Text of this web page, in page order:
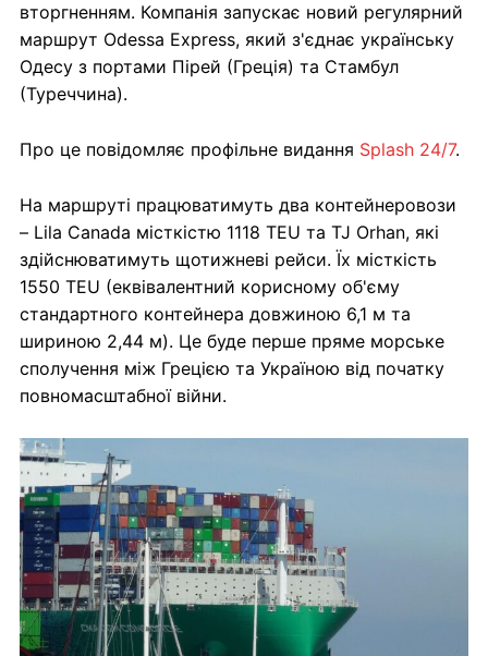
вторгненням. Компанія запускає новий регулярний
маршрут Odessa Express, який з'єднає українську
Одесу з портами Пірей (Греція) та Стамбул
(Туреччина).
Про це повідомляє профільне видання Splash 24/7.
На маршруті працюватимуть два контейнеровози
– Lila Canada місткістю 1118 TEU та TJ Orhan, які
здійснюватимуть щотижневі рейси. Їх місткість
1550 TEU (еквівалентний корисному об'єму
стандартного контейнера довжиною 6,1 м та
шириною 2,44 м). Це буде перше пряме морське
сполучення між Грецією та Україною від початку
повномасштабної війни.